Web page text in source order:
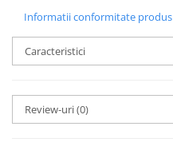
Informatii conformitate produs
Caracteristici
Review-uri(0)